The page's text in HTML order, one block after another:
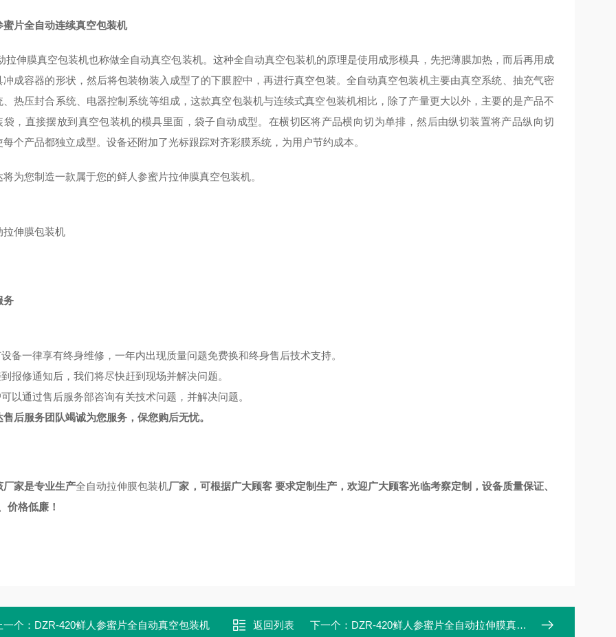
蜜片全自动连续真空包装机
拉伸膜真空包装机也称做全自动真空包装机。这种全自动真空包装机的原理是使用成形模具，先把薄膜加热，而后再用成
冲成容器的形状，然后将包装物装入成型了的下膜腔中，再进行真空包装。全自动真空包装机主要由真空系统、抽充气密
、热压封合系统、电器控制系统等组成，这款真空包装机与连续式真空包装机相比，除了产量更大以外，主要的是产品不
袋，直接摆放到真空包装机的模具里面，袋子自动成型。 在横切区将产品横向切为单排，然后由纵切装置将产品纵向切
每个产品都独立成型。设备还附加了光标跟踪对齐彩膜系统，为用户节约成本。
将为您制造一款属于您的鲜人参蜜片拉伸膜真空包装机。
拉伸膜包装机
务
备一律享有终身维修，一年内出现质量问题免费换和终身售后技术支持。
报修通知后，我们将尽快赶到现场并解决问题。
以通过售后服务部咨询有关技术问题，并解决问题。
售后服务团队竭诚为您服务，保您购后无忧。
厂家是专业生产全自动拉伸膜包装机厂家，可根据广大顾客 要求定制生产，欢迎广大顾客光临考察定制，设备质量保证、
价格低廉！
一个： DZR-420鲜人参蜜片全自动真空包装机 返回列表 下一个： DZR-420鲜人参蜜片全自动拉伸膜真空包装机